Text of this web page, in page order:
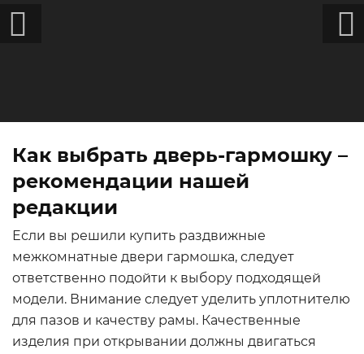
Как выбрать дверь-гармошку –
рекомендации нашей
редакции
Если вы решили купить раздвижные
межкомнатные двери гармошка, следует
ответственно подойти к выбору подходящей
модели. Внимание следует уделить уплотнителю
для пазов и качеству рамы. Качественные
изделия при открывании должны двигаться